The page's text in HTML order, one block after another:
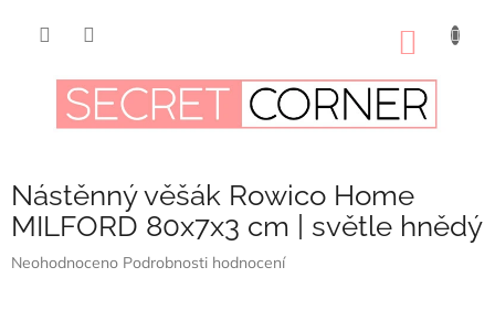
Nástěnný věšák Rowico Home
MILFORD 80x7x3 cm | světle hnědý
Průměrné
Neohodnoceno Podrobnosti hodnocení